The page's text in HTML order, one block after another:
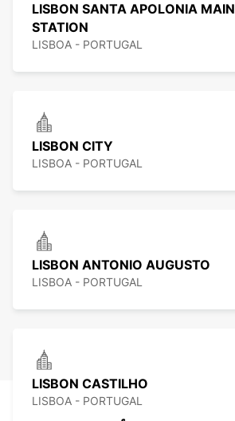
LISBON SANTA APOLONIA MAIN
STATION
LISBOA - PORTUGAL
LISBON CITY
LISBOA - PORTUGAL
LISBON ANTONIO AUGUSTO
LISBOA - PORTUGAL
LISBON CASTILHO
LISBOA - PORTUGAL